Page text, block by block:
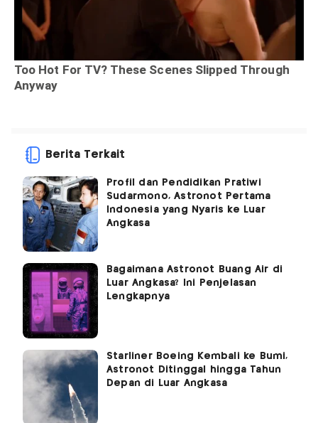
Berita Terkait
Profil dan Pendidikan Pratiwi
Sudarmono, Astronot Pertama
Indonesia yang Nyaris ke Luar
Angkasa
Bagaimana Astronot Buang Air di
Luar Angkasa? Ini Penjelasan
Lengkapnya
Starliner Boeing Kembali ke Bumi,
Astronot Ditinggal hingga Tahun
Depan di Luar Angkasa